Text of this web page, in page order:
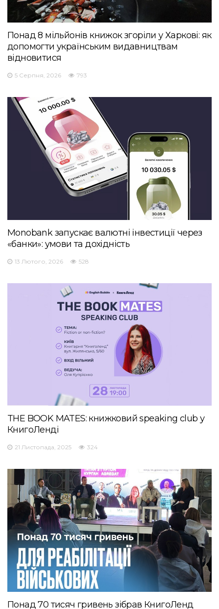
Понад 8 мільйонів книжок згоріли у Харкові: як
допомогти українським видавництвам
відновитися
5 Серпня, 2026 793
Monobank запускає валютні інвестиції через
«банки»: умови та дохідність
13 Лютого, 2026 528
THE BOOK MATES: книжковий speaking club у
КнигоЛенді
21 Листопада, 2025 324
Понад 70 тисяч гривень зібрав КнигоЛенд